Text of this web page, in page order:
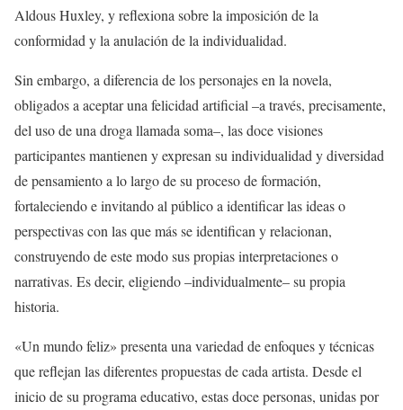
Aldous Huxley, y reflexiona sobre la imposición de la
conformidad y la anulación de la individualidad.
Sin embargo, a diferencia de los personajes en la novela,
obligados a aceptar una felicidad artificial –a través, precisamente,
del uso de una droga llamada soma–, las doce visiones
participantes mantienen y expresan su individualidad y diversidad
de pensamiento a lo largo de su proceso de formación,
fortaleciendo e invitando al público a identificar las ideas o
perspectivas con las que más se identifican y relacionan,
construyendo de este modo sus propias interpretaciones o
narrativas. Es decir, eligiendo –individualmente– su propia
historia.
«Un mundo feliz» presenta una variedad de enfoques y técnicas
que reflejan las diferentes propuestas de cada artista. Desde el
inicio de su programa educativo, estas doce personas, unidas por